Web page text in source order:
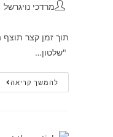
מרדכי נויגרשל
תוך זמן קצר
"שלטון…
להמשך קריאה